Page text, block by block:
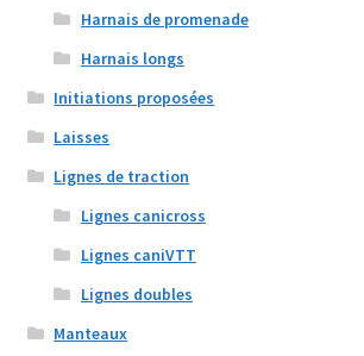
Harnais de promenade
Harnais longs
Initiations proposées
Laisses
Lignes de traction
Lignes canicross
Lignes caniVTT
Lignes doubles
Manteaux